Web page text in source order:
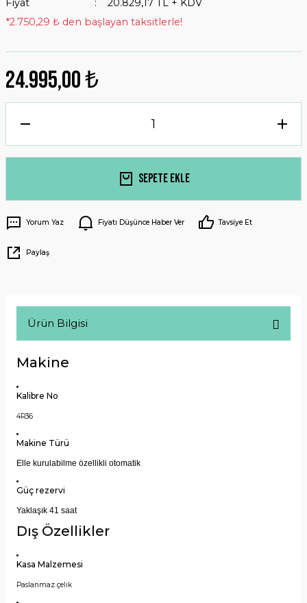
Fiyat
20.829,17 TL + KDV
*2.750,29 ₺ den başlayan taksitlerle!
24.995,00 ₺
Sepete Ekle
Yorum Yaz Fiyatı Düşünce Haber Ver Tavsiye Et
Paylaş
Ürün Bilgisi
Makine
Kalibre No
4R36
Makine Türü
Elle kurulabilme özellikli otomatik
Güç rezervi
Yaklaşık 41 saat
Dış Özellikler
Kasa Malzemesi
Paslanmaz çelik